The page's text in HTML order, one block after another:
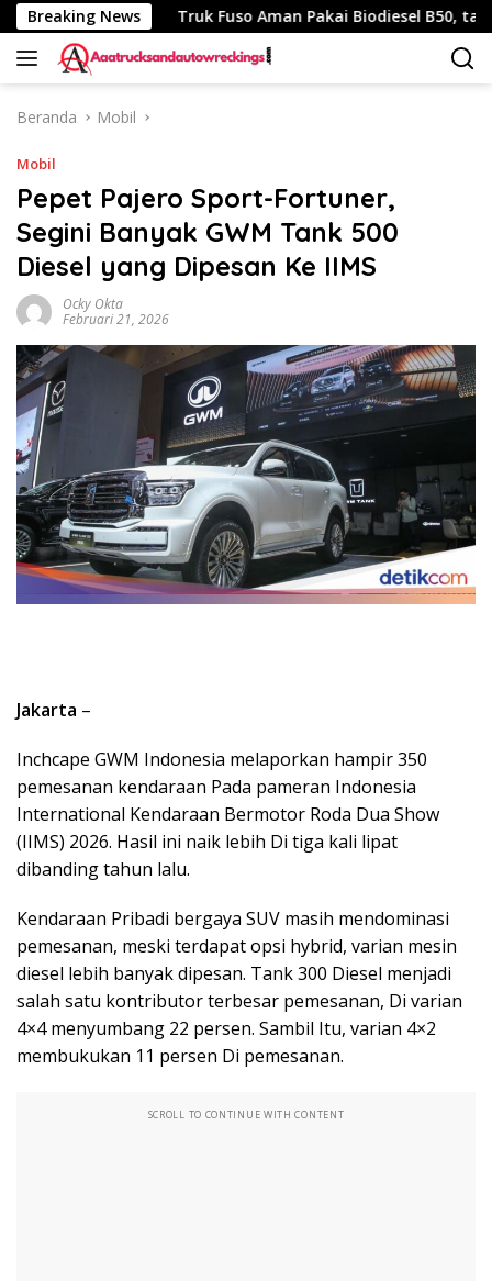
Langsung
ke
konten
Breaking News
Km Truk Fuso Aman Pakai Biodiesel B50, tapi Ada
Beranda Mobil
Mobil
Pepet Pajero Sport-Fortuner,
Segini Banyak GWM Tank 500
Diesel yang Dipesan Ke IIMS
Ocky Okta
Februari 21, 2026
Jakarta –
Inchcape GWM Indonesia melaporkan hampir 350
pemesanan kendaraan Pada pameran Indonesia
International Kendaraan Bermotor Roda Dua Show
(IIMS) 2026. Hasil ini naik lebih Di tiga kali lipat
dibanding tahun lalu.
Kendaraan Pribadi bergaya SUV masih mendominasi
pemesanan, meski terdapat opsi hybrid, varian mesin
diesel lebih banyak dipesan. Tank 300 Diesel menjadi
salah satu kontributor terbesar pemesanan, Di varian
4×4 menyumbang 22 persen. Sambil Itu, varian 4×2
membukukan 11 persen Di pemesanan.
SCROLL TO CONTINUE WITH CONTENT